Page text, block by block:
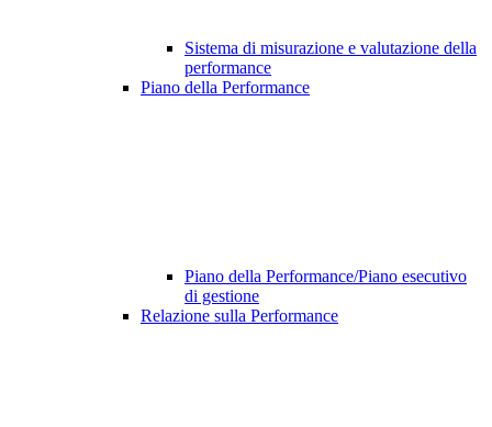
Sistema di misurazione e valutazione della
performance
Piano della Performance
Piano della Performance/Piano esecutivo
di gestione
Relazione sulla Performance